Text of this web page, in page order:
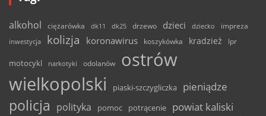
alkohol ciężarówka dk11 dk25 drzewo dzieci dziecko
impreza
inwestycja
kolizja koronawirus koszykówka kradzież lpr
motocykl narkotyki odolanów
ostrów
wielkopolski
piaski-szczygliczka pieniądze
policja polityka pomoc potrącenie powiat kaliski